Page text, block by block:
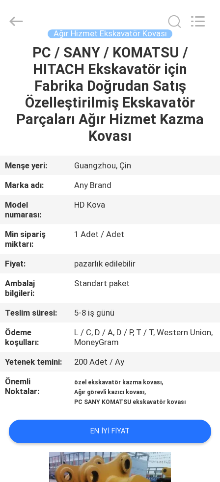
ÜRÜN
GÖSTERISI
BIZIM
HAKKIMIZDA
FABRIKA
TURU
KALITE
KONTROLÜ
HABERLER
BIR
İNDIRIM
HARITASI
GIZLILIK
POLITIKASI
Ağır Hizmet Ekskavatör Kovası
PC / SANY / KOMATSU /
HITACH Ekskavatör için
Fabrika Doğrudan Satış
Özelleştirilmiş Ekskavatör
Parçaları Ağır Hizmet Kazma
Kovası
Menşe yeri:
Guangzhou, Çin
Marka adı:
Any Brand
Model
numarası:
HD Kova
Min sipariş
miktarı:
1 Adet / Adet
Fiyat:
pazarlık edilebilir
Ambalaj
bilgileri:
Standart paket
Teslim süresi:
5-8 iş günü
Ödeme
koşulları:
L / C, D / A, D / P, T / T, Western Union,
MoneyGram
Yetenek temini:
200 Adet / Ay
Önemli
Noktalar:
özel ekskavatör kazma kovası,
Ağır görevli kazıcı kovası,
PC SANY KOMATSU ekskavatör kovası
EN IYI FIYAT